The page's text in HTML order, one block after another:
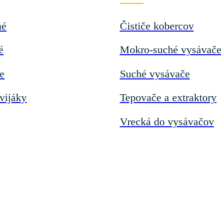
Čističe kobercov
Mokro-suché vysávače
Suché vysávače
Tepovače a extraktory
Vrecká do vysávačov